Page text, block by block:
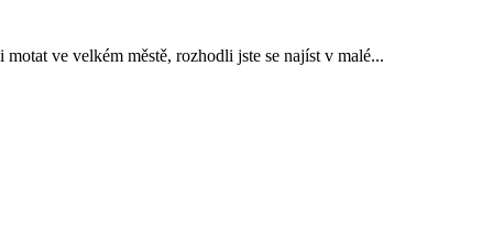
ve velkém městě, rozhodli jste se najíst v malé...